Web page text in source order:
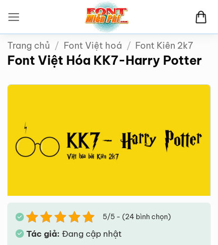
qua
nội
dung
Trang chủ / Font Việt hoá / Font Kiên 2k7
Font Việt Hóa KK7-Harry Potter
5/5 - (24 bình chọn)
Tác giả: Đang cập nhật